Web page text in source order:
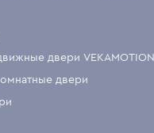
двери VEKAMOTION
двери